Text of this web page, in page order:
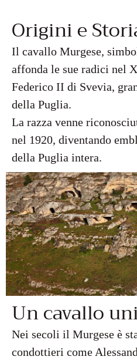
Origini e
Il cavallo Murgese,
affonda le sue radici nel
Federico II di Svevia,
della Puglia.
La razza venne
nel 1920, diventando
della Puglia intera.
Un cavallo
Nei secoli il Murgese è
condottieri come